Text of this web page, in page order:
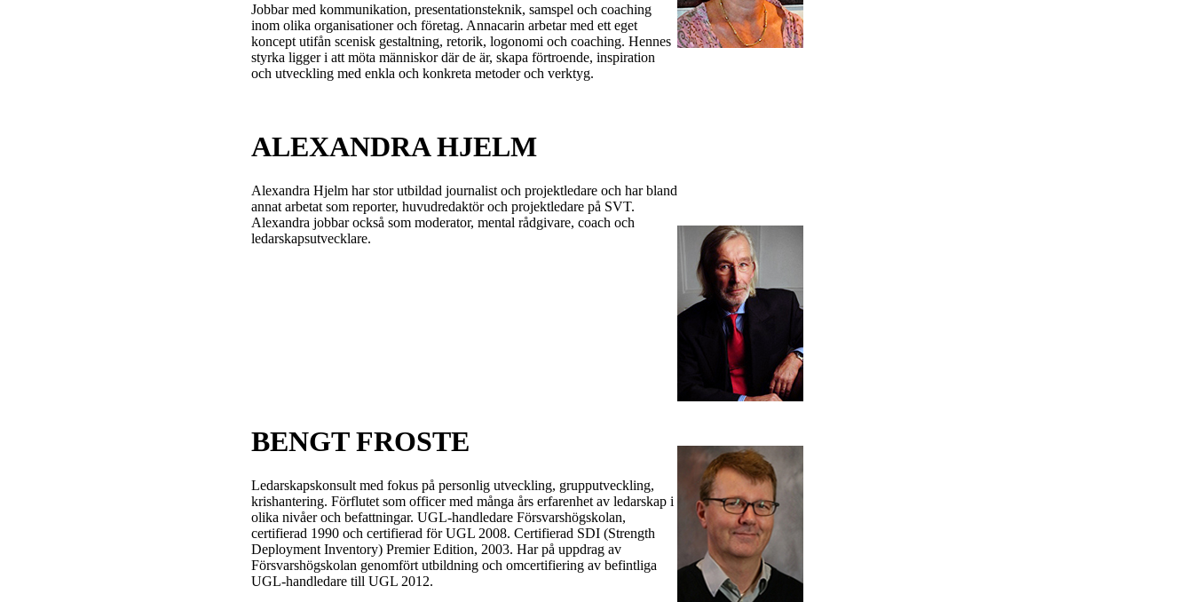
Jobbar med kommunikation, presentationsteknik, samspel och coaching
inom olika organisationer och företag. Annacarin arbetar med ett eget
koncept utifån scenisk gestaltning, retorik, logonomi och coaching. Hennes
styrka ligger i att möta människor där de är, skapa förtroende, inspiration
och utveckling med enkla och konkreta metoder och verktyg.
ALEXANDRA HJELM
Alexandra Hjelm har stor utbildad journalist och projektledare och har bland
annat arbetat som reporter, huvudredaktör och projektledare på SVT.
Alexandra jobbar också som moderator, mental rådgivare, coach och
ledarskapsutvecklare.
BENGT FROSTE
Ledarskapskonsult med fokus på personlig utveckling, grupputveckling,
krishantering. Förflutet som officer med många års erfarenhet av ledarskap i
olika nivåer och befattningar. UGL-handledare Försvarshögskolan,
certifierad 1990 och certifierad för UGL 2008. Certifierad SDI (Strength
Deployment Inventory) Premier Edition, 2003. Har på uppdrag av
Försvarshögskolan genomfört utbildning och omcertifiering av befintliga
UGL-handledare till UGL 2012.